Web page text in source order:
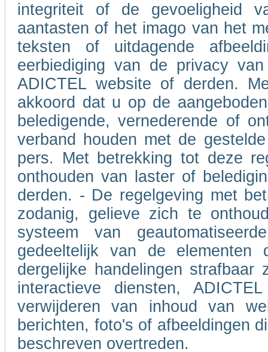
integriteit of de gevoeligheid
aantasten of het imago van het
teksten of uitdagende
eerbiediging van de privacy
ADICTEL website of derden.
akkoord dat u op de
beledigende, vernederende of
verband houden met de
pers. Met betrekking tot deze
onthouden van laster of
derden. - De regelgeving met
zodanig, gelieve zich te
systeem van
gedeeltelijk van de
dergelijke handelingen
interactieve diensten,
verwijderen van inhoud van
berichten, foto's of afbeeldingen
beschreven overtreden.